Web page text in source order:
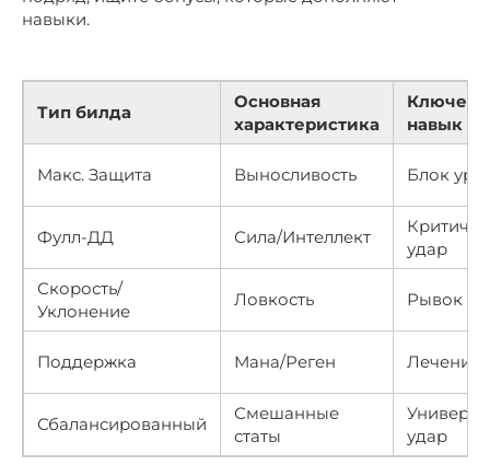
навыки.
Тип билда
Основная
характеристика
навык
Макс. Защита Выносливость Блок
Фулл-ДД Сила/Интеллект
удар
Скорость/
Уклонение
Ловкость Рывок
Поддержка Мана/Реген Лечение
Сбалансированный
Смешанные
статы
удар